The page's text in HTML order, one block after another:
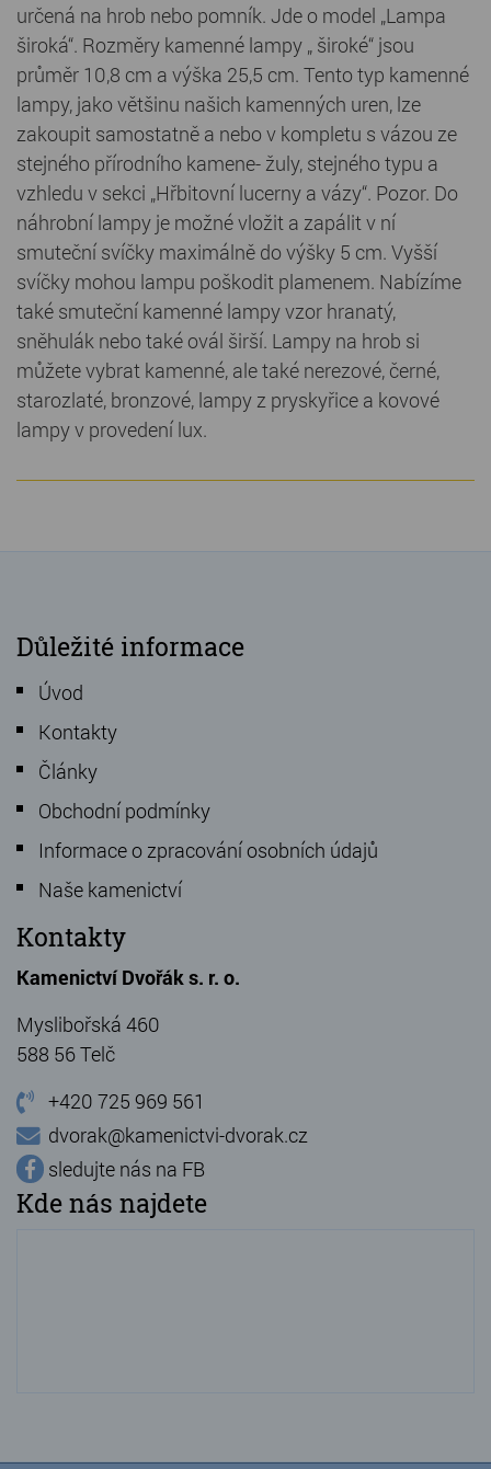
určená na hrob nebo pomník. Jde o model „Lampa
široká“. Rozměry kamenné lampy „ široké“ jsou
průměr 10,8 cm a výška 25,5 cm. Tento typ kamenné
lampy, jako většinu našich kamenných uren, lze
zakoupit samostatně a nebo v kompletu s vázou ze
stejného přírodního kamene- žuly, stejného typu a
vzhledu v sekci „Hřbitovní lucerny a vázy“. Pozor. Do
náhrobní lampy je možné vložit a zapálit v ní
smuteční svíčky maximálně do výšky 5 cm. Vyšší
svíčky mohou lampu poškodit plamenem. Nabízíme
také smuteční kamenné lampy vzor hranatý,
sněhulák nebo také ovál širší. Lampy na hrob si
můžete vybrat kamenné, ale také nerezové, černé,
starozlaté, bronzové, lampy z pryskyřice a kovové
lampy v provedení lux.
Důležité informace
Úvod
Kontakty
Články
Obchodní podmínky
Informace o zpracování osobních údajů
Naše kamenictví
Kontakty
Kamenictví Dvořák s. r. o.
Myslibořská 460
588 56 Telč
+420 725 969 561
dvorak@kamenictvi-dvorak.cz
sledujte nás na FB
Kde nás najdete